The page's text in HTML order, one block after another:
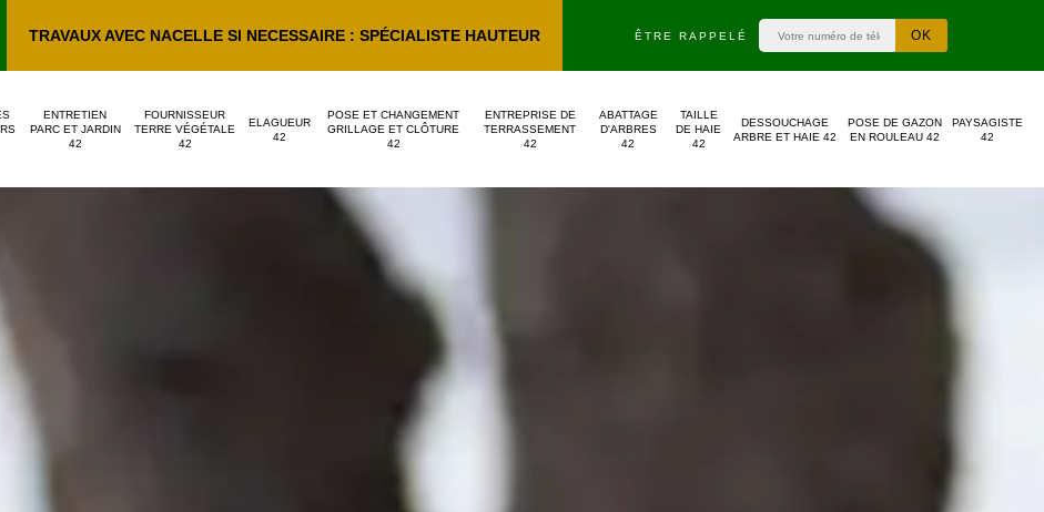
TRAVAUX AVEC NACELLE SI NECESSAIRE : SPÉCIALISTE HAUTEUR ÊTRE RAPPELÉ
ENTRETIEN
PARC ET JARDIN
42
FOURNISSEUR
TERRE VÉGÉTALE
42
ELAGUEUR
42
POSE ET CHANGEMENT
GRILLAGE ET CLÔTURE
42
ENTREPRISE DE
TERRASSEMENT
42
ABATTAGE
D'ARBRES
42
TAILLE
DE HAIE
42
DESSOUCHAGE
ARBRE ET HAIE 42
POSE DE GAZON
EN ROULEAU 42
PAYSAGISTE
42